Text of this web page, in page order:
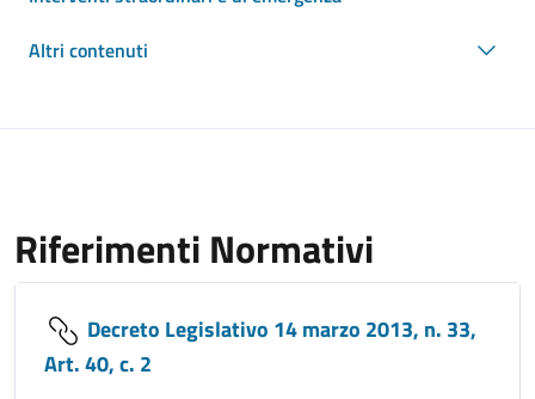
Altri contenuti
Riferimenti Normativi
Decreto Legislativo 14 marzo 2013, n. 33,
Art. 40, c. 2